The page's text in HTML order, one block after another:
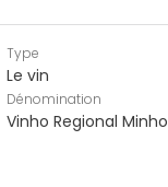
Type
Le vin
Dénomination
Vinho Regional Minho